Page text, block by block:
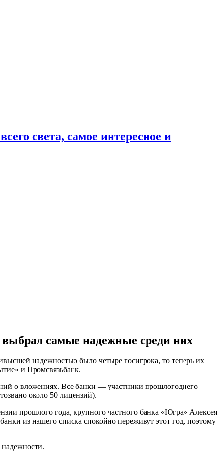
света, самое интересное и
выбрал самые надежные среди них
надежностью было четыре госигрока, то теперь их
и Промсвязьбанк.
о вложениях. Все банки — участники прошлогоднего
около 50 лицензий).
прошлого года, крупного частного банка «Югра» Алексея
из нашего списка спокойно переживут этот год, поэтому